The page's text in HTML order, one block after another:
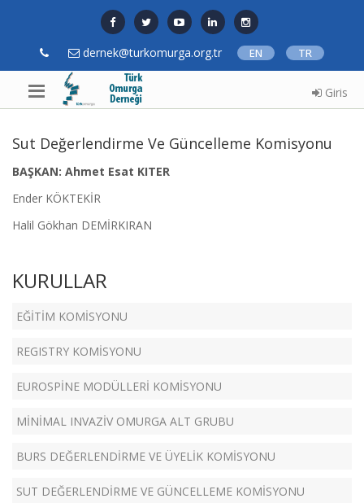
dernek@turkomurga.org.tr EN TR
Giris
Sut Değerlendirme Ve Güncelleme Komisyonu
BAŞKAN: Ahmet Esat KITER
Ender KÖKTEKİR
Halil Gökhan DEMİRKIRAN
KURULLAR
EĞİTİM KOMİSYONU
REGISTRY KOMİSYONU
EUROSPİNE MODÜLLERİ KOMİSYONU
MİNİMAL INVAZİV OMURGA ALT GRUBU
BURS DEĞERLENDİRME VE ÜYELİK KOMİSYONU
SUT DEĞERLENDİRME VE GÜNCELLEME KOMİSYONU